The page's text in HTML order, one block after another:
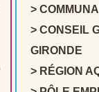
CONSEIL
GIRONDE
RÉGION